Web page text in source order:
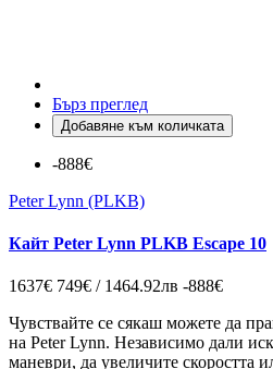
Бърз преглед
Добавяне към количката
-888€
Peter Lynn (PLKB)
Кайт Peter Lynn PLKB Escape 10
1637€ 749€ / 1464.92лв -888€
Чувствайте се сякаш можете да
на Peter Lynn. Независимо дали
маневри, да увеличите скоростта